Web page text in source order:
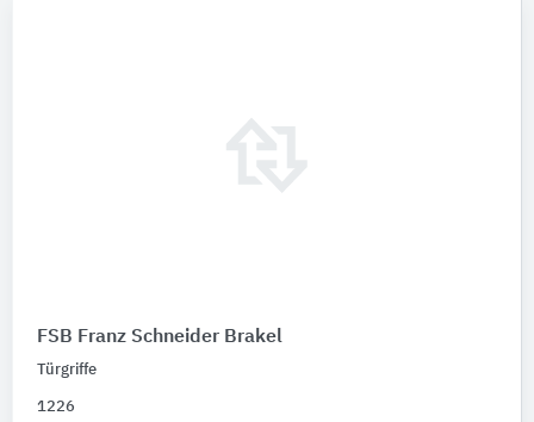
FSB Franz Schneider Brakel
Türgriffe
1226